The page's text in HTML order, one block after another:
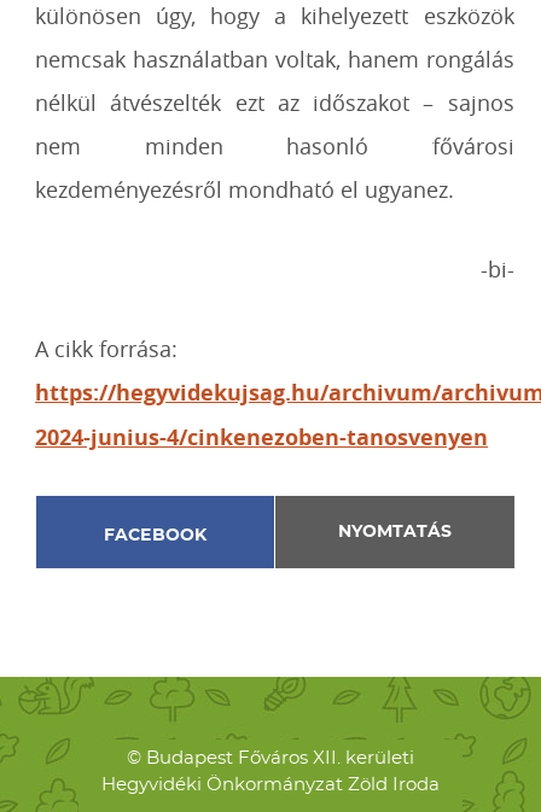
különösen úgy, hogy a kihelyezett eszközök
nemcsak használatban voltak, hanem rongálás
nélkül átvészelték ezt az időszakot – sajnos
nem minden hasonló fővárosi
kezdeményezésről mondható el ugyanez.
-bi-
A cikk forrása:
https://hegyvidekujsag.hu/archivum/
2024-junius-4/cinkenezoben-tanosvenyen
FACEBOOK NYOMTATÁS
© Budapest Főváros XII. kerületi
Hegyvidéki Önkormányzat Zöld Iroda